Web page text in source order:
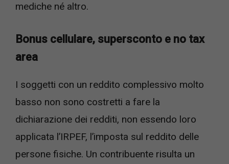
mediche né altro.
Bonus cellulare, supersconto e no tax
area
I soggetti con un reddito complessivo molto
basso non sono costretti a fare la
dichiarazione dei redditi, non essendo loro
applicata l’IRPEF, l’imposta sul reddito delle
persone fisiche. Un contribuente risulta un